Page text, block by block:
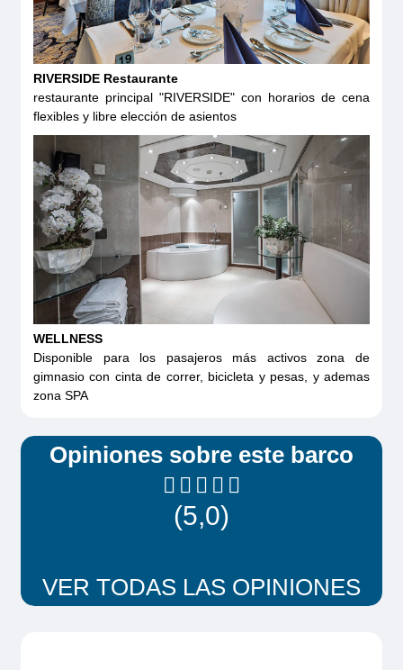
RIVERSIDE Restaurante
restaurante principal "RIVERSIDE" con horarios de cena
flexibles y libre elección de asientos
WELLNESS
Disponible para los pasajeros más activos zona de
gimnasio con cinta de correr, bicicleta y pesas, y ademas
zona SPA
Opiniones sobre este barco
(5,0)
VER TODAS LAS OPINIONES